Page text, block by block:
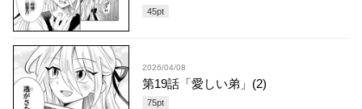
45pt
2026/04/08
第19話「愛しい弟」(2)
75pt